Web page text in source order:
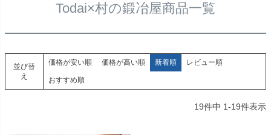
Todai×村の鍛冶屋商品一覧
並び替
え
価格が安い順 価格が高い順 新着順 レビュー順
おすすめ順
19件中 1-19件表示